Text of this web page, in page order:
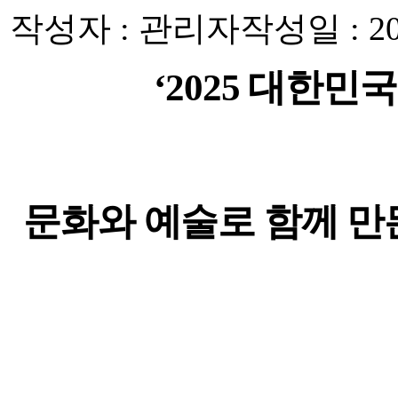
작성자 : 관리자작성일 :
‘2025 대한민
문화와 예술로 함께 만